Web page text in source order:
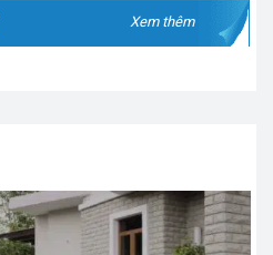
Xem thêm